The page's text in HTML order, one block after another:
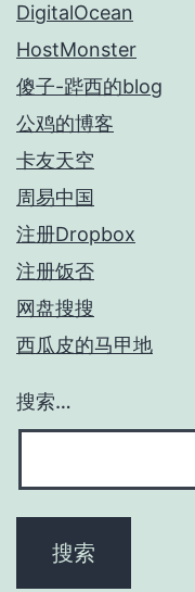
DigitalOcean
HostMonster
傻子-跸西的blog
公鸡的博客
卡友天空
周易中国
注册Dropbox
注册饭否
网盘搜搜
西瓜皮的马甲地
搜索…